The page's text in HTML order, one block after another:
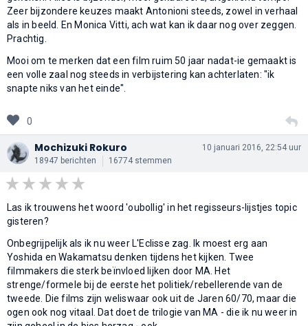
Zeer bijzondere keuzes maakt Antonioni steeds, zowel in verhaal
als in beeld. En Monica Vitti, ach wat kan ik daar nog over zeggen.
Prachtig.
Mooi om te merken dat een film ruim 50 jaar nadat-ie gemaakt is
een volle zaal nog steeds in verbijstering kan achterlaten: "ik
snapte niks van het einde".
0
Mochizuki Rokuro
18947 berichten 16774 stemmen
10 januari 2016, 22:54 uur
Las ik trouwens het woord 'oubollig' in het regisseurs-lijstjes topic
gisteren?
Onbegrijpelijk als ik nu weer L'Eclisse zag. Ik moest erg aan
Yoshida en Wakamatsu denken tijdens het kijken. Twee
filmmakers die sterk beïnvloed lijken door MA. Het
strenge/formele bij de eerste het politiek/rebellerende van de
tweede. Die films zijn weliswaar ook uit de Jaren 60/70, maar die
ogen ook nog vitaal. Dat doet de trilogie van MA - die ik nu weer in